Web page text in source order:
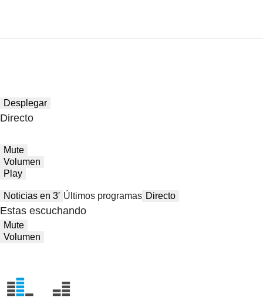
Desplegar
Directo
Mute
Volumen
Play
Noticias en 3′ Últimos programas Directo
Estas escuchando
Mute
Volumen